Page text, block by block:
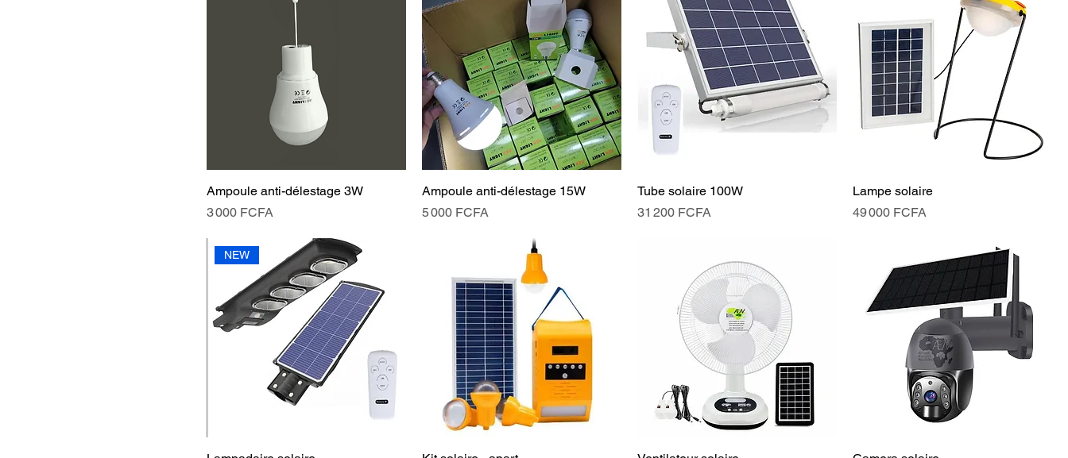
Ampoule anti-délestage 3W
Prix
3 000 FCFA
Ampoule anti-délestage 15W
Prix
5 000 FCFA
Tube solaire 100W
Prix
31 200 FCFA
Lampe solaire
Prix
49 000 FCFA
NEW